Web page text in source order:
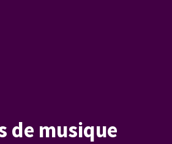
de musique